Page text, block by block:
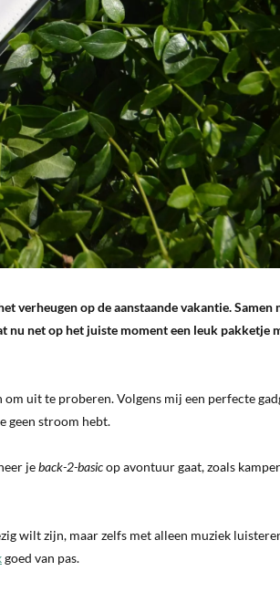
verheugen op de aanstaande vakantie. Samen
nu net op het juiste moment een leuk pakketje
om uit te proberen. Volgens mij een perfecte
geen stroom hebt.
jeback-2-basicop avontuur gaat, zoals
wilt zijn, maar zelfs met alleen muziek
goed van pas.